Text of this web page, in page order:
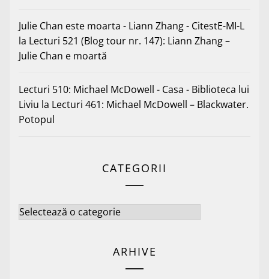
Julie Chan este moarta - Liann Zhang - CitestE-MI-L
la Lecturi 521 (Blog tour nr. 147): Liann Zhang –
Julie Chan e moartă
Lecturi 510: Michael McDowell - Casa - Biblioteca lui
Liviu la Lecturi 461: Michael McDowell – Blackwater.
Potopul
CATEGORII
Categorii
ARHIVE